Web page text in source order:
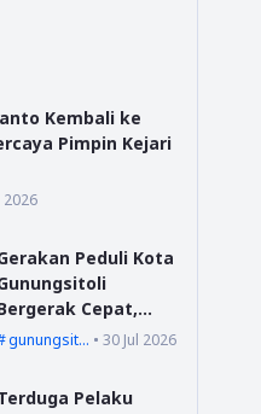
Kembali ke
Pimpin Kejari
2026
Peduli Kota
Cepat,
YD Salurkan
gunungsitoli 30 Jul 2026
Pelaku